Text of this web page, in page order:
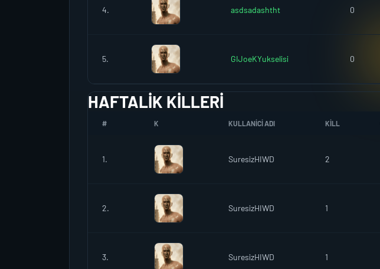
4. asdsadashtht 0
5. GIJoeKYukselisi 0
HAFTALIK KILLERI
# K KULLANICI ADI KILL
1. SuresizHIWD 2
2. SuresizHIWD 1
3. SuresizHIWD 1